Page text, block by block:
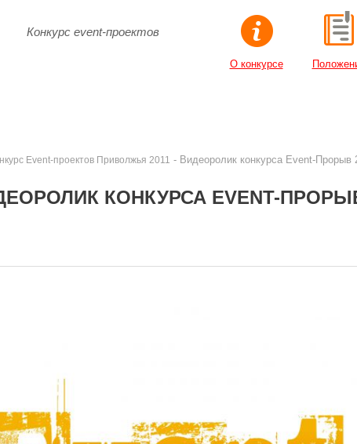
Конкурс event-проектов
О конкурсе
Event-проектов Приволжья 2011 - Видеоролик конкурса Event-Прорыв
КОНКУРСА EVENT-